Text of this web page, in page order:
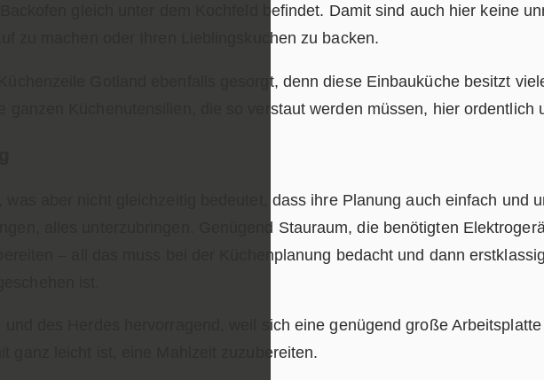
gleich unter dem Kochfeld befindet. Damit sind auch hier keine
zu machen oder Ihren Lieblingskuchen zu backen.
Gotland ebenfalls gesorgt, denn diese Einbauküche besitzt
Küchenutensilien, die so verstaut werden müssen, hier ordentlich
aber nicht gleichzeitig bedeutet, dass ihre Planung auch einfach und
alles unterzubringen. Genügend Stauraum, die benötigten
– all das muss bei der Küchenplanung bedacht und dann
ist.
des Herdes hervorragend, weil sich eine genügend große
ganz leicht ist, eine Mahlzeit zuzubereiten.